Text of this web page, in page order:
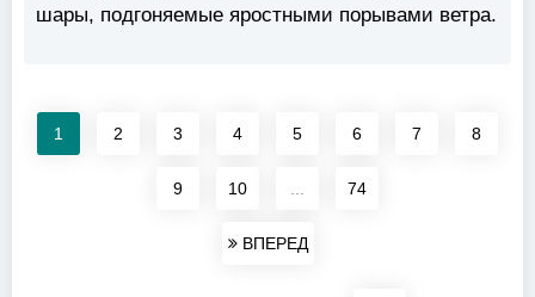
шары, подгоняемые яростными порывами ветра.
1 2 3 4 5 6 7 8
9 10 74
ВПЕРЕД